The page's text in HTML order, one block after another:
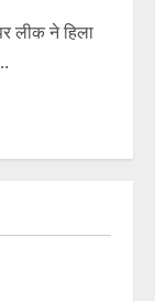
लीक ने हिला